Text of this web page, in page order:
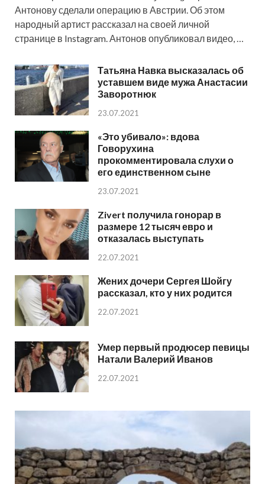
Антонову сделали операцию в Австрии. Об этом
народный артист рассказал на своей личной
странице в Instagram. Антонов опубликовал видео, …
Татьяна Навка высказалась об
уставшем виде мужа Анастасии
Заворотнюк
23.07.2021
«Это убивало»: вдова
Говорухина
прокомментировала слухи о
его единственном сыне
23.07.2021
Zivert получила гонорар в
размере 12 тысяч евро и
отказалась выступать
22.07.2021
Жених дочери Сергея Шойгу
рассказал, кто у них родится
22.07.2021
Умер первый продюсер певицы
Натали Валерий Иванов
22.07.2021